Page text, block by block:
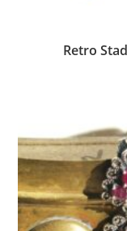
Retro